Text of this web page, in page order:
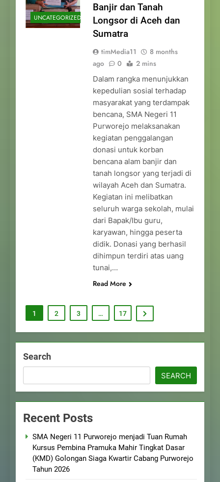
UNCATEGORIZED
Banjir dan Tanah
Longsor di Aceh dan
Sumatra
timMedia11
8 months
ago
0 2 mins
Dalam rangka menunjukkan
kepedulian sosial terhadap
masyarakat yang terdampak
bencana, SMA Negeri 11
Purworejo melaksanakan
kegiatan penggalangan
donasi untuk korban
bencana alam banjir dan
tanah longsor yang terjadi di
wilayah Aceh dan Sumatra.
Kegiatan ini melibatkan
seluruh warga sekolah, mulai
dari Bapak/Ibu guru,
karyawan, hingga peserta
didik. Donasi yang berhasil
dihimpun terdiri atas uang
tunai,…
Read More
1 2 3 … 17
Search
SEARCH
Recent Posts
SMA Negeri 11 Purworejo menjadi Tuan Rumah
Kursus Pembina Pramuka Mahir Tingkat Dasar
(KMD) Golongan Siaga Kwartir Cabang Purworejo
Tahun 2026